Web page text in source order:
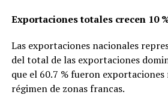
Exportaciones totales crecen 10
Las exportaciones nacionales
del total de las exportaciones
que el 60.7 % fueron
régimen de zonas francas.